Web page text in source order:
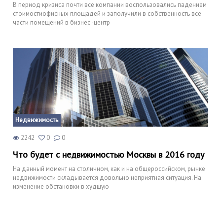
В период кризиса почти все компании воспользовались падением
стоимостиофисных площадей и заполучили в собственность все
части помещений в бизнес -центр
Недвижимость
2242 0 0
Что будет с недвижимостью Москвы в 2016 году
На данный момент на столичном, как и на общероссийском, рынке
недвижимости складывается довольно неприятная ситуация. На
изменение обстановки в худшую